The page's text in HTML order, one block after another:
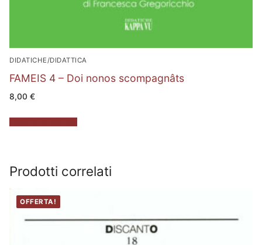
DIDATICHE/DIDATTICA
FAMEIS 4 – Doi nonos scompagnâts
8,00 €
Prodotti correlati
OFFERTA!